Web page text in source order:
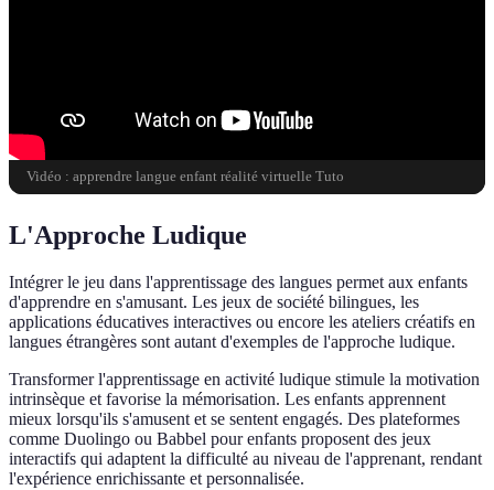
Vidéo : apprendre langue enfant réalité virtuelle Tuto
L'Approche Ludique
Intégrer le jeu dans l'apprentissage des langues permet aux enfants
d'apprendre en s'amusant. Les jeux de société bilingues, les
applications éducatives interactives ou encore les ateliers créatifs en
langues étrangères sont autant d'exemples de l'approche ludique.
Transformer l'apprentissage en activité ludique stimule la motivation
intrinsèque et favorise la mémorisation. Les enfants apprennent
mieux lorsqu'ils s'amusent et se sentent engagés. Des plateformes
comme Duolingo ou Babbel pour enfants proposent des jeux
interactifs qui adaptent la difficulté au niveau de l'apprenant, rendant
l'expérience enrichissante et personnalisée.